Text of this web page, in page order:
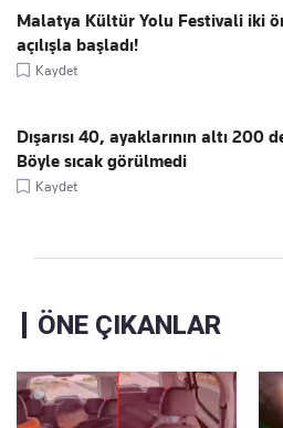
Malatya Kültür Yolu Festivali iki
açılışla başladı!
Kaydet
Dışarısı 40, ayaklarının altı 200
Böyle sıcak görülmedi
Kaydet
ÖNE ÇIKANLAR